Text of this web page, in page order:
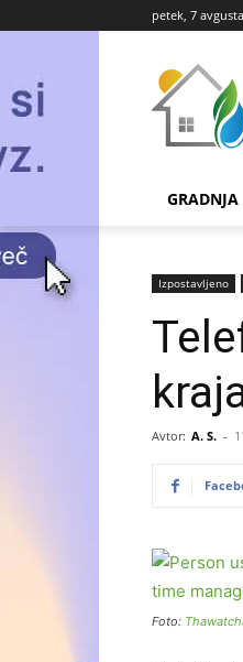
petek, 7
GRADNJA
Izpostavljeno
Avtor: A. S. -
Foto: